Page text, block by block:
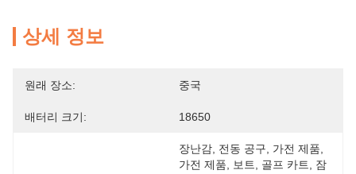
상세 정보
원래 장소: 중국
배터리 크기: 18650
장난감, 전동 공구, 가전 제품,
가전 제품, 보트, 골프 카트, 잠